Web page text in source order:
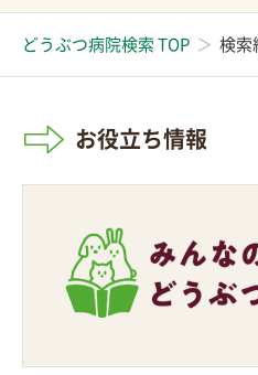
どうぶつ病院検索 TOP 検索
お役立ち情報